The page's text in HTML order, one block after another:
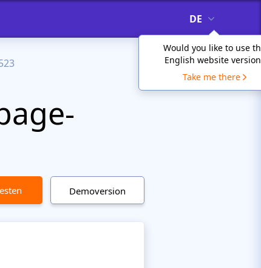
DE
Would you like to use
English website
Take me there
Demoversion